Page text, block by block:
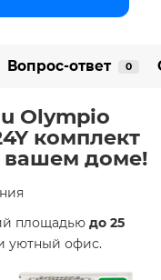
Вопрос-ответ 0
Olympio
комплект
вашем доме!
площадью до 25
уютный офис.